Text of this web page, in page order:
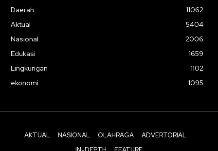
Daerah
11062
Aktual
5404
Nasional
2006
Edukasi
1659
Lingkungan
1102
ekonomi
1095
AKTUAL NASIONAL OLAHRAGA
ADVERTORIAL